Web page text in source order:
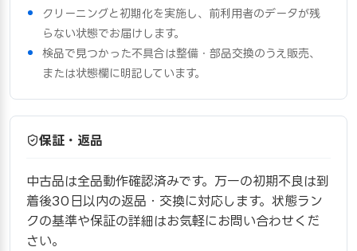
クリーニングと初期化を実施し、前利用者のデータが残
らない状態でお届けします。
検品で見つかった不具合は整備・部品交換のうえ販売、
または状態欄に明記しています。
保証・返品
中古品は全品動作確認済みです。万一の初期不良は到
着後30日以内の返品・交換に対応します。状態ラン
クの基準や保証の詳細はお気軽にお問い合わせくだ
さい。